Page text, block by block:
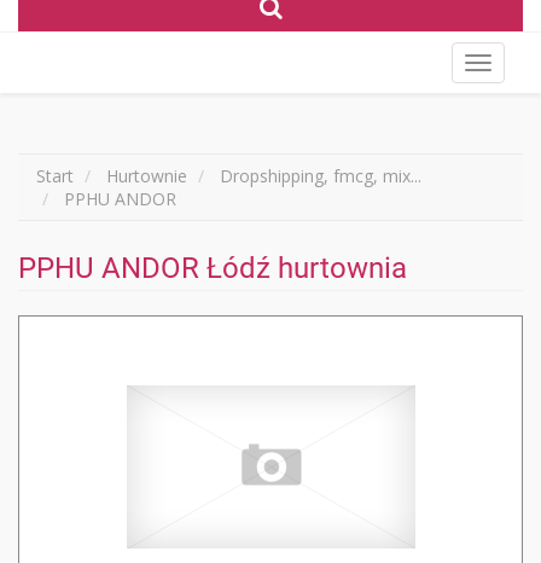
menu
Start Hurtownie
Dropshipping, fmcg, mix...
PPHU ANDOR
PPHU ANDOR Łódź hurtownia